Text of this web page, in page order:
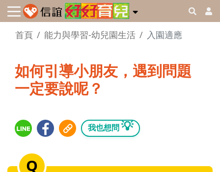
首頁 能力與學習-幼兒園生活 入園適應
如何引導小朋友，遇到問題
一定要說呢？
我也想問 💡